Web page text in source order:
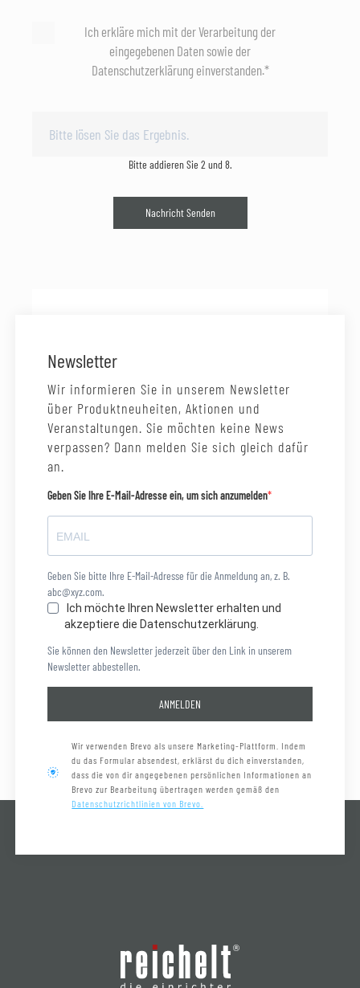
Ich erkläre mich mit der Verarbeitung der
eingegebenen Daten sowie der
Datenschutzerklärung einverstanden.*
Bitte addieren Sie 2 und 8.
Nachricht Senden
Newsletter
Wir informieren Sie in unserem Newsletter
über Produktneuheiten, Aktionen und
Veranstaltungen. Sie möchten keine News
verpassen? Dann melden Sie sich gleich dafür
an.
Geben Sie Ihre E-Mail-Adresse ein, um sich anzumelden
Geben Sie bitte Ihre E-Mail-Adresse für die Anmeldung an, z. B.
abc@xyz.com.
Ich möchte Ihren Newsletter erhalten und
akzeptiere die Datenschutzerklärung.
Sie können den Newsletter jederzeit über den Link in unserem
Newsletter abbestellen.
ANMELDEN
Wir verwenden Brevo als unsere Marketing-Plattform. Indem
du das Formular absendest, erklärst du dich einverstanden,
dass die von dir angegebenen persönlichen Informationen an
Brevo zur Bearbeitung übertragen werden gemäß den
Datenschutzrichtlinien von Brevo.